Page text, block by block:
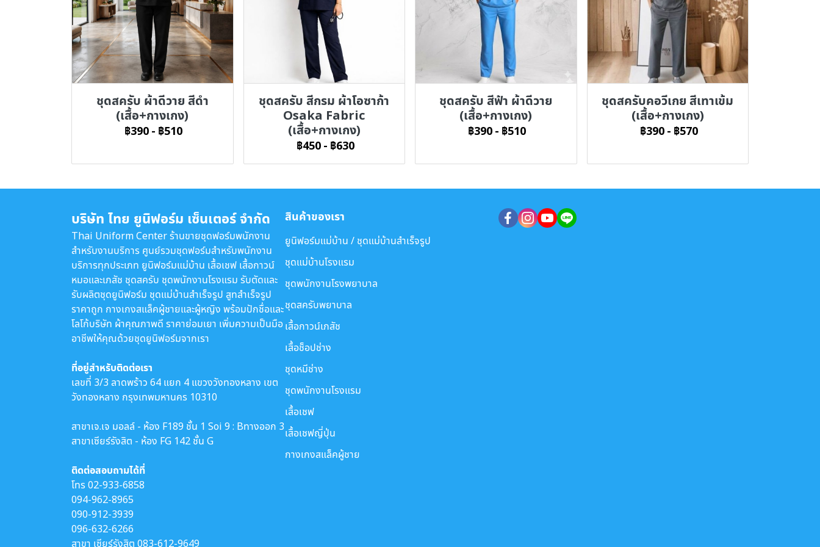
ชุดสครับ ผ้าดีวาย สีดำ
(เสื้อ+กางเกง)
฿390 - ฿510
ชุดสครับ สีกรม ผ้าโอซาก้า
Osaka Fabric
(เสื้อ+กางเกง)
฿450 - ฿630
ชุดสครับ สีฟ้า ผ้าดีวาย
(เสื้อ+กางเกง)
฿390 - ฿510
ชุดสครับคอวีเกย สีเทาเข้ม
(เสื้อ+กางเกง)
฿390 - ฿570
บริษัท ไทย ยูนิฟอร์ม เซ็นเตอร์ จำกัด
Thai Uniform Center ร้านขายชุดฟอร์มพนักงาน
สำหรับงานบริการ ศูนย์รวมชุดฟอร์มสำหรับพนักงาน
บริการทุกประเภท ยูนิฟอร์มแม่บ้าน เสื้อเชฟ เสื้อกาวน์
หมอและเภสัช ชุดสครับ ชุดพนักงานโรงแรม รับตัดและ
รับผลิตชุดยูนิฟอร์ม ชุดแม่บ้านสำเร็จรูป สูทสำเร็จรูป
ราคาถูก กางเกงสแล็คผู้ชายและผู้หญิง พร้อมปักชื่อและ
โลโก้บริษัท ผ้าคุณภาพดี ราคาย่อมเยา เพิ่มความเป็นมือ
อาชีพให้คุณด้วยชุดยูนิฟอร์มจากเรา
ที่อยู่สำหรับติดต่อเรา
เลขที่ 3/3 ลาดพร้าว 64 แยก 4 แขวงวังทองหลาง เขต
วังทองหลาง กรุงเทพมหานคร 10310
สาขาเจ.เจ มอลล์ - ห้อง F189 ชั้น 1 Soi 9 : Bทางออก 3
สาขาเซียร์รังสิต - ห้อง FG 142 ชั้น G
ติดต่อสอบถามได้ที่
โทร02-933-6858
094-962-8965
090-912-3939
096-632-6266
สาขา เซียร์รังสิต 083-612-9649
สินค้าของเรา
ยูนิฟอร์มแม่บ้าน / ชุดแม่บ้านสำเร็จรูป
ชุดแม่บ้านโรงแรม
ชุดพนักงานโรงพยาบาล
ชุดสครับพยาบาล
เสื้อกาวน์เภสัช
เสื้อช็อปช่าง
ชุดหมีช่าง
ชุดพนักงานโรงแรม
เสื้อเชฟ
เสื้อเชฟญี่ปุ่น
กางเกงสแล็คผู้ชาย